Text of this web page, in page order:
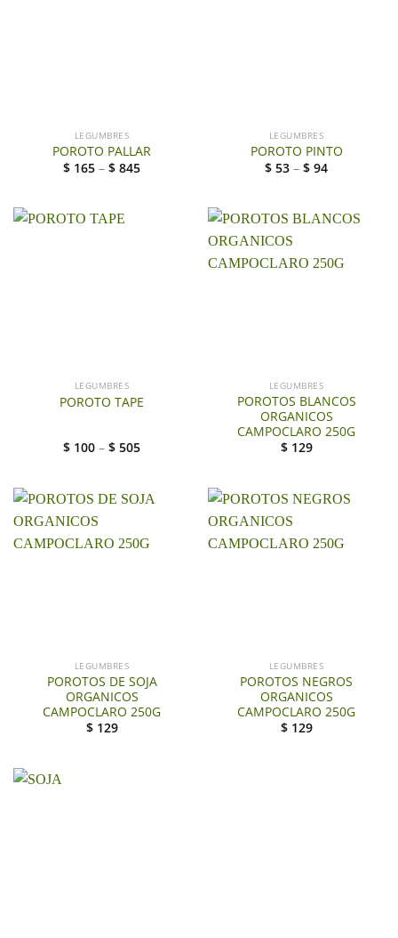
LEGUMBRES
POROTO PALLAR
$ 165 – $ 845
LEGUMBRES
POROTO PINTO
$ 53 – $ 94
LEGUMBRES
POROTO TAPE
$ 100 – $ 505
LEGUMBRES
POROTOS BLANCOS
ORGANICOS
CAMPOCLARO 250G
$ 129
LEGUMBRES
POROTOS DE SOJA
ORGANICOS
CAMPOCLARO 250G
$ 129
LEGUMBRES
POROTOS NEGROS
ORGANICOS
CAMPOCLARO 250G
$ 129